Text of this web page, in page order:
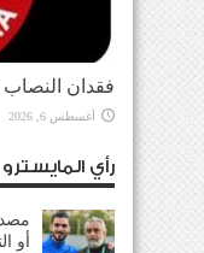
فقدان النصاب
أغسطس 6, 2026
رأي المايسترو
أو